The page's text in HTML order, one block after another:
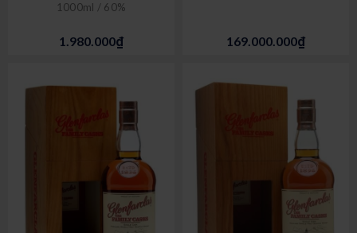
1000ml / 60%
1.980.000₫ 169.000.000₫